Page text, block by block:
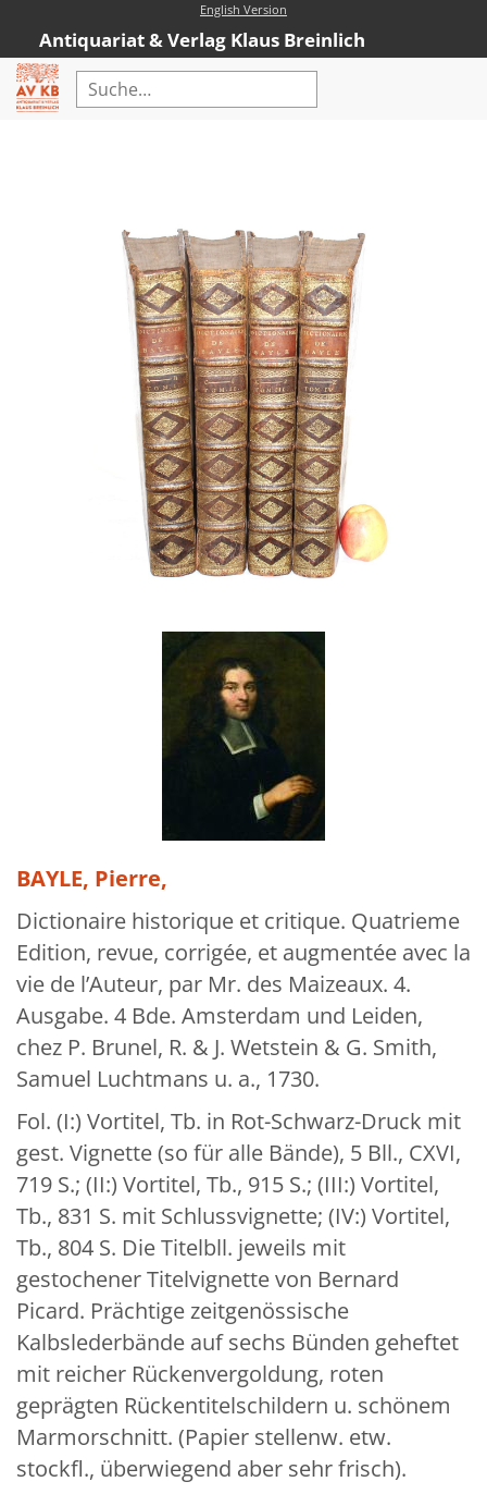
English Version
Antiquariat & Verlag Klaus Breinlich
AVKB-Edition
AVKB-Edition Downloads
Buchempfehlungen
Neubuchsortiment
Buchbinderei und Restauration
Glossar und Bibliographien
BAYLE, Pierre,
Dictionaire historique et critique. Quatrieme
Edition, revue, corrigée, et augmentée avec la
vie de l’Auteur, par Mr. des Maizeaux. 4.
Ausgabe. 4 Bde. Amsterdam und Leiden,
chez P. Brunel, R. & J. Wetstein & G. Smith,
Samuel Luchtmans u. a., 1730.
Fol. (I:) Vortitel, Tb. in Rot-Schwarz-Druck mit
gest. Vignette (so für alle Bände), 5 Bll., CXVI,
719 S.; (II:) Vortitel, Tb., 915 S.; (III:) Vortitel,
Tb., 831 S. mit Schlussvignette; (IV:) Vortitel,
Tb., 804 S. Die Titelbll. jeweils mit
gestochener Titelvignette von Bernard
Picard. Prächtige zeitgenössische
Kalbslederbände auf sechs Bünden geheftet
mit reicher Rückenvergoldung, roten
geprägten Rückentitelschildern u. schönem
Marmorschnitt. (Papier stellenw. etw.
stockfl., überwiegend aber sehr frisch).